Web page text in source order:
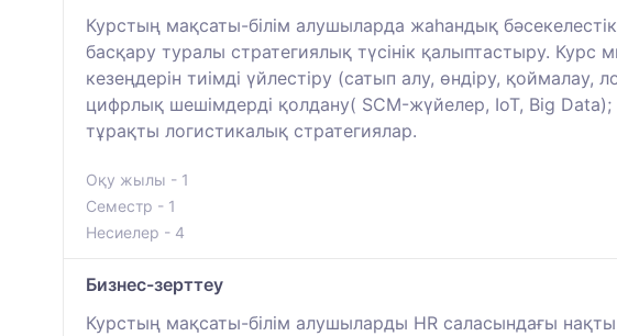
Курстың мақсаты-білім алушыларда жаһандық
басқару туралы стратегиялық түсінік қалыптастыру. Курс
кезеңдерін тиімді үйлестіру (сатып алу, өндіру,
цифрлық шешімдерді қолдану( SCM-жүйелер, IoT, Big Data);
тұрақты логистикалық стратегиялар.
Оқу жылы - 1
Семестр - 1
Несиелер - 4
Бизнес-зерттеу
Курстың мақсаты-білім алушыларды HR саласындағы